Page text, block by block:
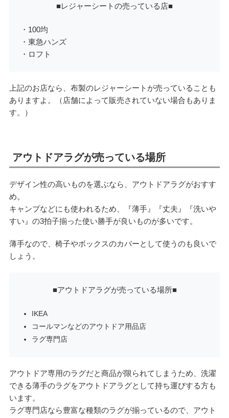
■レジャーシートの売っている店■
・100均
・東急ハンズ
・ロフト
上記のお店なら、布製のレジャーシートが売っていることも
ありますよ。（店舗によって販売されていない場合もありま
す。）
アウトドアラグが売っている場所
デザイン性の高いものを選ぶなら、アウトドアラグがおすす
め。
キャンプなどにも使われるため、『薄手』『丈夫』『洗いや
すい』の3拍子揃った使い勝手が良いものが多いです。
薄手なので、椅子やボックスのカバーとして使うのも良いで
しょう。
■アウトドアラグが売っている場所■
IKEA
コールマンなどのアウトドア用品店
ラグ専門店
アウトドア専用のラグだと商品が限られてしまうため、洗濯
できる薄手のラグをアウトドアラグとして持ち運びする方も
います。
ラグ専門店なら豊富な種類のラグが揃っているので、アウト